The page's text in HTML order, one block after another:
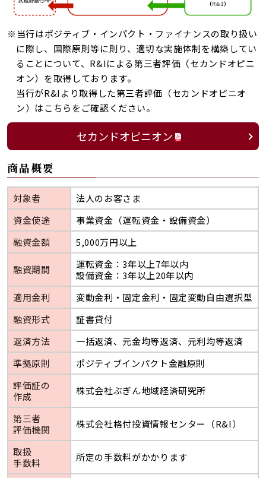
※当行はポジティブ・インパクト・ファイナンスの取り扱い
に際し、国際原則等に則り、適切な実施体制を構築してい
ることについて、R&Iによる第三者評価（セカンドオピニ
オン）を取得しております。
当行がR&Iより取得した第三者評価（セカンドオピニオ
ン）はこちらをご確認ください。
セカンドオピニオン
商品概要
対象者
法人のお客さま
資金使途
事業資金（運転資金・設備資金）
融資金額
5,000万円以上
融資期間
運転資金：3年以上7年以内
設備資金：3年以上20年以内
適用金利
変動金利・固定金利・固定変動自由選択型
融資形式
証書貸付
返済方法
一括返済、元金均等返済、元利均等返済
準拠原則
ポジティブインパクト金融原則
評価証の
作成
株式会社ぶぎん地域経済研究所
第三者
評価機関
株式会社格付投資情報センター（R&I）
取扱
手数料
所定の手数料がかかります